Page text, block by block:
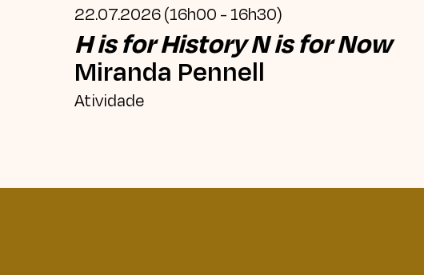
22.07.2026 (16h00 - 16h30)
H is for History N is for Now
Miranda Pennell
Atividade